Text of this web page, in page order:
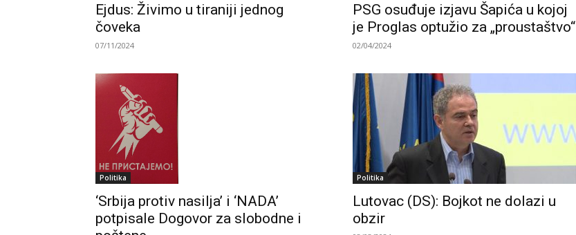
Ejdus: Živimo u tiraniji jednog
čoveka
07/11/2024
PSG osuđuje izjavu Šapića u kojoj
je Proglas optužio za „proustaštvo“
02/04/2024
Politika
‘Srbija protiv nasilja’ i ‘NADA’
potpisale Dogovor za slobodne i
Politika
Lutovac (DS): Bojkot ne dolazi u
obzir